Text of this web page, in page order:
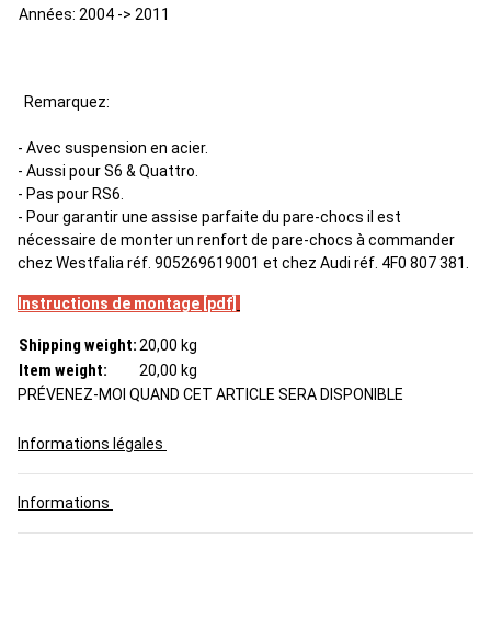
Années: 2004 -> 2011
Remarquez:
- Avec suspension en acier.
- Aussi pour S6 & Quattro.
- Pas pour RS6.
- Pour garantir une assise parfaite du pare-chocs il est
nécessaire de monter un renfort de pare-chocs à commander
chez Westfalia réf. 905269619001 et chez Audi réf. 4F0 807 381.
Instructions de montage [pdf]
Shipping weight:20,00 kg
Item weight: 20,00 kg
PRÉVENEZ-MOI QUAND CET ARTICLE SERA DISPONIBLE
Informations légales
Informations